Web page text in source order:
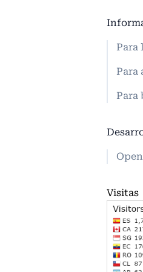
Para
Para
Para
Visitas